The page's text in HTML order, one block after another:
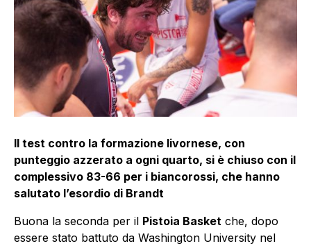
Il test contro la formazione livornese, con
punteggio azzerato a ogni quarto, si è chiuso con il
complessivo 83-66 per i biancorossi, che hanno
salutato l’esordio di Brandt
Buona la seconda per il Pistoia Basket che, dopo
essere stato battuto da Washington University nel